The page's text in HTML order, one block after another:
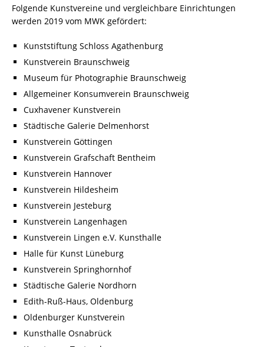
Folgende Kunstvereine und vergleichbare Einrichtungen
werden 2019 vom MWK gefördert:
Kunststiftung Schloss Agathenburg
Kunstverein Braunschweig
Museum für Photographie Braunschweig
Allgemeiner Konsumverein Braunschweig
Cuxhavener Kunstverein
Städtische Galerie Delmenhorst
Kunstverein Göttingen
Kunstverein Grafschaft Bentheim
Kunstverein Hannover
Kunstverein Hildesheim
Kunstverein Jesteburg
Kunstverein Langenhagen
Kunstverein Lingen e.V. Kunsthalle
Halle für Kunst Lüneburg
Kunstverein Springhornhof
Städtische Galerie Nordhorn
Edith-Ruß-Haus, Oldenburg
Oldenburger Kunstverein
Kunsthalle Osnabrück